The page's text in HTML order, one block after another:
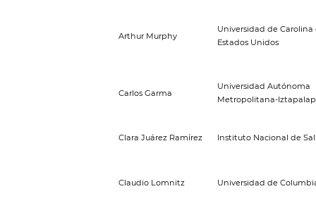
Arthur Murphy
Universidad de Carolina
Estados Unidos
Carlos Garma
Universidad Autónoma
Metropolitana-
Clara Juárez Ramírez Instituto Nacional de
Claudio Lomnitz Universidad de